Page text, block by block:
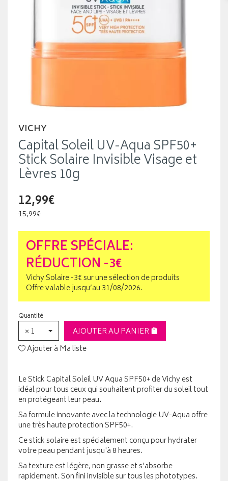
VICHY
Capital Soleil UV-Aqua SPF50+
Stick Solaire Invisible Visage et
Lèvres 10g
12,99€
15,99€
OFFRE SPÉCIALE:
RÉDUCTION -3€
Vichy Solaire -3€ sur une sélection de produits
Offre valable jusqu’au 31/08/2026.
Quantité
× 1
AJOUTER AU PANIER
Ajouter à Ma liste
Le Stick Capital Soleil UV Aqua SPF50+ de Vichy est
idéal pour tous ceux qui souhaitent profiter du soleil tout
en protégeant leur peau.
Sa formule innovante avec la technologie UV-Aqua offre
une très haute protection SPF50+.
Ce stick solaire est spécialement conçu pour hydrater
votre peau pendant jusqu'à 8 heures.
Sa texture est légère, non grasse et s'absorbe
rapidement. Son fini invisible sur tous les phototypes.